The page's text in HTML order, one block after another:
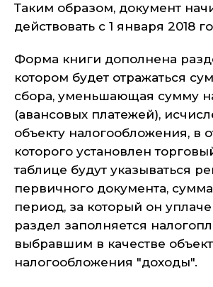
Таким образом, документ
действовать с 1 января 2018
Форма книги дополнена
котором будет отражаться
сбора, уменьшающая сумму
(авансовых платежей),
объекту налогообложения, в
которого установлен
таблице будут указываться
первичного документа,
период, за который он
раздел заполняется
выбравшим в качестве
налогообложения "доходы".